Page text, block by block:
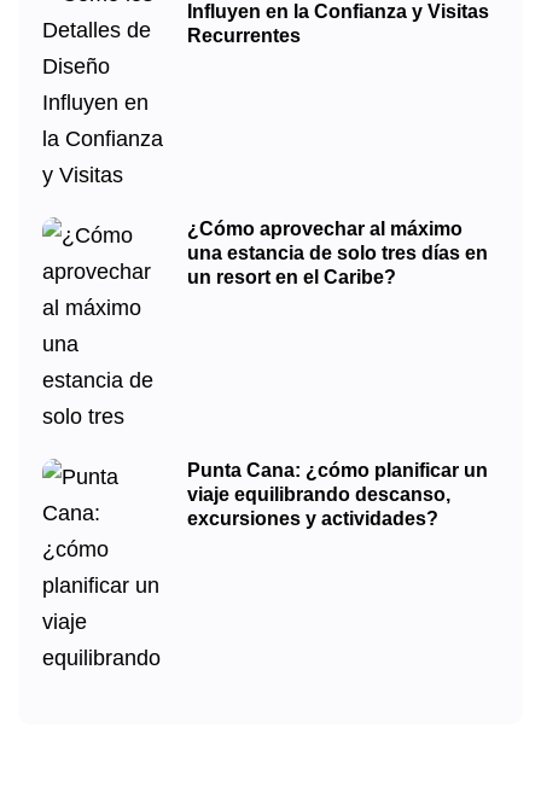
Influyen en la Confianza y Visitas
Recurrentes
¿Cómo aprovechar al máximo
una estancia de solo tres días en
un resort en el Caribe?
Punta Cana: ¿cómo planificar un
viaje equilibrando descanso,
excursiones y actividades?